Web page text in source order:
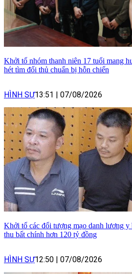
Khởi tố nhóm thanh niên 17 tuổi mang
hét tìm đối thủ chuẩn bị hỗn chiến
HÌNH SỰ13:51 | 07/08/2026
Khởi tố các đối tượng mạo danh lương y
thu bất chính hơn 120 tỷ đồng
HÌNH SỰ12:50 07/08/2026